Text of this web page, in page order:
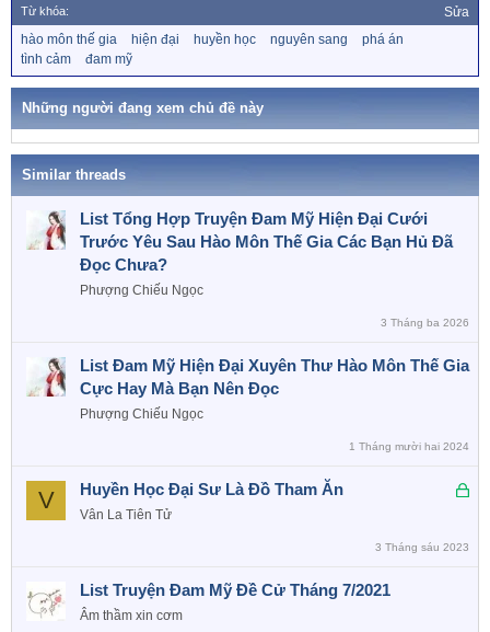
Từ khóa: Sửa
h
hào môn thế gia hiện đại huyền học nguyên sang
phá án
tình cảm
đam mỹ
Những người đang xem chủ đề này
Similar threads
List Tổng Hợp Truyện Đam Mỹ Hiện Đại Cưới
Trước Yêu Sau Hào Môn Thế Gia Các Bạn Hủ Đã
Đọc Chưa?
Phượng Chiếu Ngọc
3 Tháng ba 2026
List Đam Mỹ Hiện Đại Xuyên Thư Hào Môn Thế Gia
Cực Hay Mà Bạn Nên Đọc
Phượng Chiếu Ngọc
1 Tháng mười hai 2024
V
Đ
Huyền Học Đại Sư Là Đồ Tham Ăn
Vân La Tiên Tử
3 Tháng sáu 2023
List Truyện Đam Mỹ Đề Cử Tháng 7/2021
Âm thầm xin cơm